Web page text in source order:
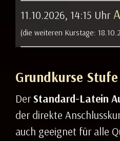
11.10.2026, 14:15 Uhr
(die weiteren Kurstage:
Grundkurse
Der Standard-Latein
der direkte
auch geeignet für alle